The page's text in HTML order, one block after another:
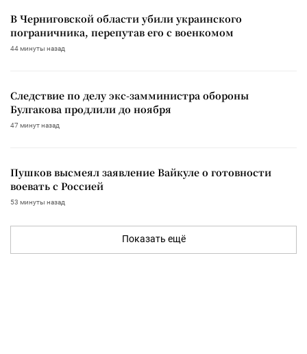
В Черниговской области убили украинского
пограничника, перепутав его с военкомом
44 минуты назад
Следствие по делу экс-замминистра обороны
Булгакова продлили до ноября
47 минут назад
Пушков высмеял заявление Вайкуле о готовности
воевать с Россией
53 минуты назад
Показать ещё